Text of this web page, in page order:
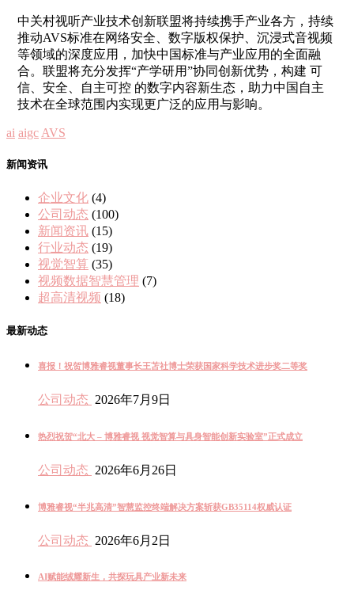
中关村视听产业技术创新联盟将持续携手产业各方，持续
推动AVS标准在网络安全、数字版权保护、沉浸式音视频
等领域的深度应用，加快中国标准与产业应用的全面融
合。联盟将充分发挥“产学研用”协同创新优势，构建 可
信、安全、自主可控 的数字内容新生态，助力中国自主
技术在全球范围内实现更广泛的应用与影响。
ai aigc AVS
新闻资讯
企业文化 (4)
公司动态 (100)
新闻资讯 (15)
行业动态 (19)
视觉智算 (35)
视频数据智慧管理 (7)
超高清视频 (18)
最新动态
喜报！祝贺博雅睿视董事长王苫社博士荣获国家科学技术进步奖二等奖
公司动态 2026年7月9日
热烈祝贺“北大 – 博雅睿视 视觉智算与具身智能创新实验室”正式成立
公司动态 2026年6月26日
博雅睿视“半兆高清”智慧监控终端解决方案斩获GB35114权威认证
公司动态 2026年6月2日
AI赋能绒耀新生，共探玩具产业新未来